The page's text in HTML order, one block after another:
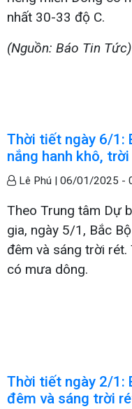
nhất 30-33 độ C.
(Nguồn: Báo Tin Tức)
Thời tiết ngày 6/1:
nắng hanh khô,
Lê Phú | 06/01/2025 -
Theo Trung tâm Dự
gia, ngày 5/1, Bắc
đêm và sáng trời rét.
có mưa dông.
Thời tiết ngày 2/1:
đêm và sáng trời